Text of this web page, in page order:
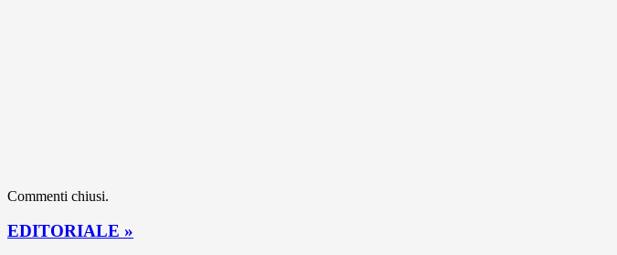
Commenti chiusi.
EDITORIALE »